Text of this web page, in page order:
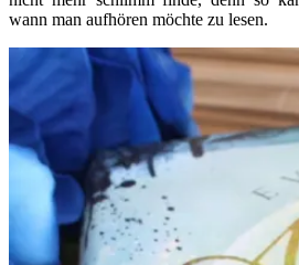
wann man aufhören möchte zu lesen.